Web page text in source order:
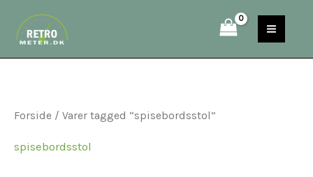
indholdet
e
a
Forside / Varer tagged “spisebordsstol”
spisebordsstol